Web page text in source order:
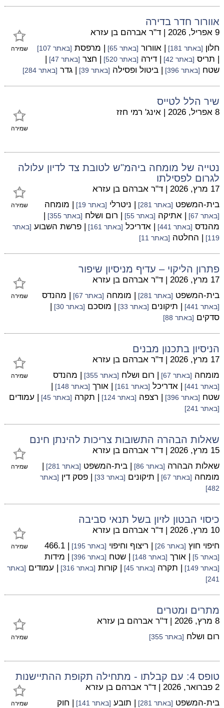
אוורור חדר בדירה
שמירה
9 אפריל, 2026 | ד"ר אברהם בן עזרא
חלון [באתר 181] | אוורור [באתר 65] | מרפסת [באתר 107]
| תריס [באתר 42] | דירה [באתר 520] | חצר [באתר 47]
|
שטח [באתר 396] | ביטול ופסילה [באתר 39] | גדר [באתר 284]
שיר הלל לטייס
שמירה
8 אפריל, 2026 | אינג' רמי חזז
נטייה של מומחה ביהמ"ש לטובת צד לדיון עלולה
לגרום לפסילתו
שמירה
17 מרץ, 2026 | ד"ר אברהם בן עזרא
בית-המשפט [באתר 281] | ניטרלי [באתר 19] | מומחה
[באתר 67] | אתיקה [באתר 55] | רום ושלח [באתר 355]
|
מהנדס [באתר 441] | אדריכל [באתר 161] | פרשת השבוע [באתר
119]
| החלטה [באתר 11]
פתרון הליקוי – עדיף מניסיון שיפור
שמירה
17 מרץ, 2026 | ד"ר אברהם בן עזרא
בית-המשפט [באתר 281] | מומחה [באתר 67] | מהנדס
[באתר 441] | תיקונים [באתר 33] | מוסכם [באתר 30]
|
סדקים [באתר 88]
הניסיון בתכנון מבנים
שמירה
17 מרץ, 2026 | ד"ר אברהם בן עזרא
מומחה [באתר 67] | רום ושלח [באתר 355] | מהנדס
[באתר 441] | אדריכל [באתר 161] | אורך [באתר 148]
|
שטח [באתר 396] | רצפה [באתר 124] | תקרה [באתר 45] | עמודים
[באתר 241]
שאלות הבהרה התשובות צריכות להינתן חינם
שמירה
15 מרץ, 2026 | ד"ר אברהם בן עזרא
שאלות הבהרה [באתר 86] | בית-המשפט [באתר 281]
|
מומחה [באתר 67] | תיקונים [באתר 33] | פסק דין [באתר
482]
כיסוי הבטון לזיון בשל תנאי סביבה
שמירה
10 מרץ, 2026 | ד"ר אברהם בן עזרא
חיפוי חוץ [באתר 26] | ריצוף וחיפוי [באתר 195] | 466.1
[באתר 5] | אורך [באתר 148] | שטח [באתר 396] | מידות
[באתר 149] | תקרה [באתר 45] | קורות [באתר 316] | עמודים [באתר
241]
מתרים ומטרים
שמירה
8 מרץ, 2026 | ד"ר אברהם בן עזרא
רום ושלח [באתר 355]
טופס 4: עם קבלתו - מתחילה תקופת ההתיישנות
שמירה
2 פברואר, 2026 | ד"ר אברהם בן עזרא
בית-המשפט [באתר 281] | תובע [באתר 141]
| חוק